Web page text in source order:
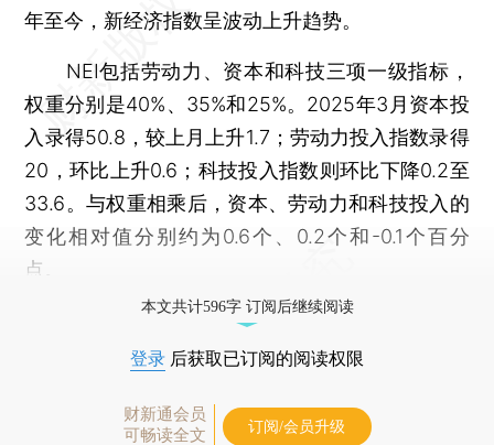
年至今，新经济指数呈波动上升趋势。
NEI包括劳动力、资本和科技三项一级指标，
权重分别是40%、35%和25%。2025年3月资本投
入录得50.8，较上月上升1.7；劳动力投入指数录得
20，环比上升0.6；科技投入指数则环比下降0.2至
33.6。与权重相乘后，资本、劳动力和科技投入的
变化相对值分别约为0.6个、0.2个和-0.1个百分
点。
本文共计596字 订阅后继续阅读
登录 后获取已订阅的阅读权限
财新通会员
可畅读全文
订阅/会员升级